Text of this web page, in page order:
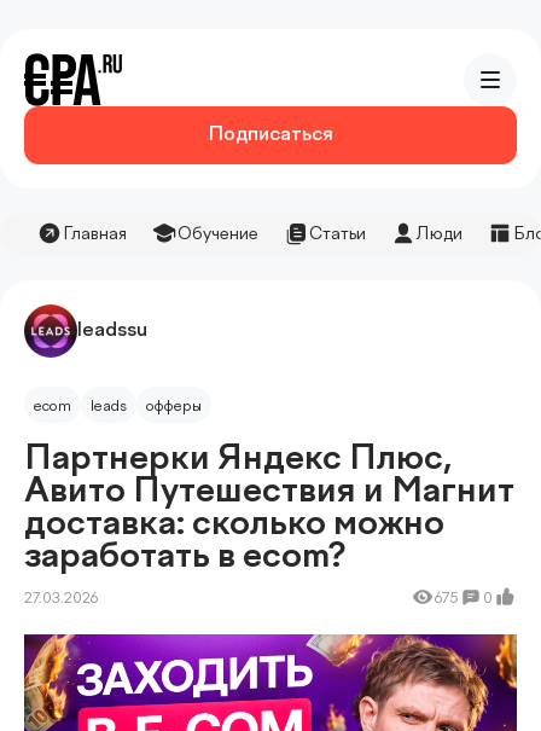
Подписаться
Главная Обучение Статьи Люди
leadssu
ecom leads офферы
Партнерки Яндекс Плюс,
Авито Путешествия и Магнит
доставка: сколько можно
заработать в ecom?
27.03.2026 675 0